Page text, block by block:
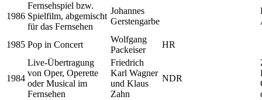
1986
Fernsehspiel bzw.
Spielfilm, abgemischt
für das Fernsehen
Johannes
Gerstengarbe
1985 Pop in Concert
Wolfgang
Packeiser
HR
1984
Live-Übertragung
von Oper, Operette
oder Musical im
Fernsehen
Friedrich
Karl Wagner
und Klaus
Zahn
NDR